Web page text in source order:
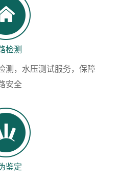
检测
测，水压测试服务，保障
安全
鉴定